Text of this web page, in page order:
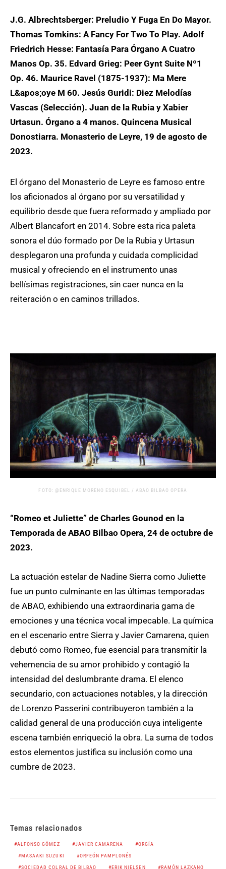
J.G. Albrechtsberger: Preludio Y Fuga En Do Mayor.
Thomas Tomkins: A Fancy For Two To Play. Adolf
Friedrich Hesse: Fantasía Para Órgano A Cuatro
Manos Op. 35. Edvard Grieg: Peer Gynt Suite Nº1
Op. 46. Maurice Ravel (1875-1937): Ma Mere
L&apos;oye M 60. Jesús Guridi: Diez Melodías
Vascas (Selección). Juan de la Rubia y Xabier
Urtasun. Órgano a 4 manos. Quincena Musical
Donostiarra. Monasterio de Leyre, 19 de agosto de
2023.
El órgano del Monasterio de Leyre es famoso entre
los aficionados al órgano por su versatilidad y
equilibrio desde que fuera reformado y ampliado por
Albert Blancafort en 2014. Sobre esta rica paleta
sonora el dúo formado por De la Rubia y Urtasun
desplegaron una profunda y cuidada complicidad
musical y ofreciendo en el instrumento unas
bellísimas registraciones, sin caer nunca en la
reiteración o en caminos trillados.
FOTO: @ENRIQUE MORENO ESQUIBEL / ABAO BILBAO OPERA
“Romeo et Juliette” de Charles Gounod en la
Temporada de ABAO Bilbao Opera, 24 de octubre de
2023.
La actuación estelar de Nadine Sierra como Juliette
fue un punto culminante en las últimas temporadas
de ABAO, exhibiendo una extraordinaria gama de
emociones y una técnica vocal impecable. La química
en el escenario entre Sierra y Javier Camarena, quien
debutó como Romeo, fue esencial para transmitir la
vehemencia de su amor prohibido y contagió la
intensidad del deslumbrante drama. El elenco
secundario, con actuaciones notables, y la dirección
de Lorenzo Passerini contribuyeron también a la
calidad general de una producción cuya inteligente
escena también enriqueció la obra. La suma de todos
estos elementos justifica su inclusión como una
cumbre de 2023.
Temas relacionados
ALFONSO GÓMEZ JAVIER CAMARENA
ORGÍA
MASAAKI SUZUKI
ORFEÓN PAMPLONÉS
SOCIEDAD COLRAL DE BILBAO
ERIK NIELSEN RAMÓN LAZKANO